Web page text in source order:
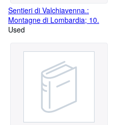
Sentieri di Valchiavenna.:
Montagne di Lombardia; 10.
Used